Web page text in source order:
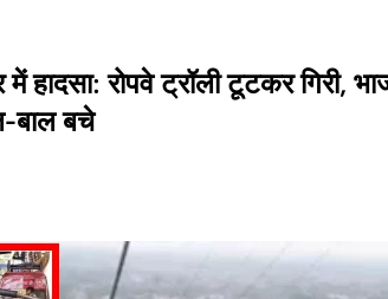
में हादसा: रोपवे ट्रॉली टूटकर गिरी,
बाल बचे